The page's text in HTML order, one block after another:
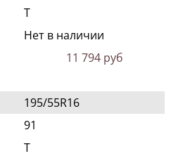
T
Нет в наличии
11 794 руб
195/55R16
91
T